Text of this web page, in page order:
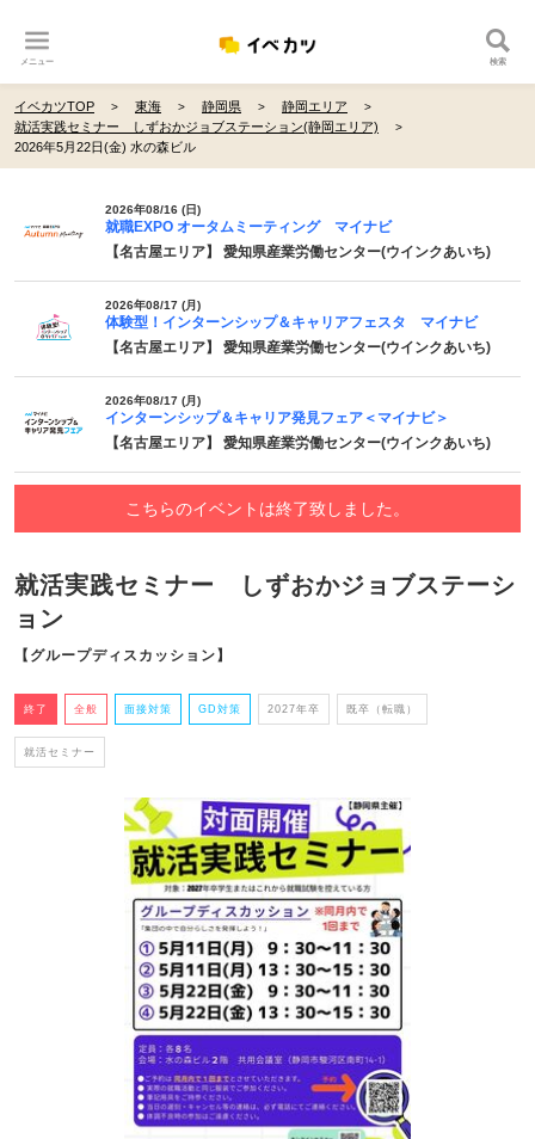
メニュー 検索
イベカツTOP 東海 静岡県
静岡エリア
就活実践セミナー しずおかジョブステーション(静岡エリア)
2026年5月22日(金) 水の森ビル
2026年08/16 (日)
就職EXPO オータムミーティング マイナビ
【名古屋エリア】 愛知県産業労働センター(ウインクあいち)
2026年08/17 (月)
体験型！インターンシップ＆キャリアフェスタ マイナビ
【名古屋エリア】 愛知県産業労働センター(ウインクあいち)
2026年08/17 (月)
インターンシップ＆キャリア発見フェア＜マイナビ＞
【名古屋エリア】 愛知県産業労働センター(ウインクあいち)
こちらのイベントは終了致しました。
就活実践セミナー しずおかジョブステーシ
ョン
【グループディスカッション】
終了 全般 面接対策 GD対策 2027年卒 既卒（転職）
就活セミナー